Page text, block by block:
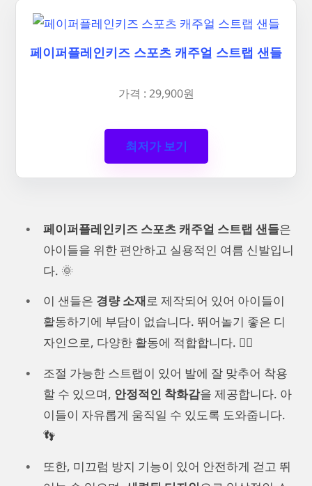
페이퍼플레인키즈 스포츠 캐주얼 스트랩 샌들
가격 : 29,900원
최저가 보기
페이퍼플레인키즈 스포츠 캐주얼 스트랩 샌들은
아이들을 위한 편안하고 실용적인 여름 신발입니
다. 🌞
이 샌들은 경량 소재로 제작되어 있어 아이들이
활동하기에 부담이 없습니다. 뛰어놀기 좋은 디
자인으로, 다양한 활동에 적합합니다. 🏃‍♂️
조절 가능한 스트랩이 있어 발에 잘 맞추어 착용
할 수 있으며, 안정적인 착화감을 제공합니다. 아
이들이 자유롭게 움직일 수 있도록 도와줍니다.
👣
또한, 미끄럼 방지 기능이 있어 안전하게 걷고 뛰